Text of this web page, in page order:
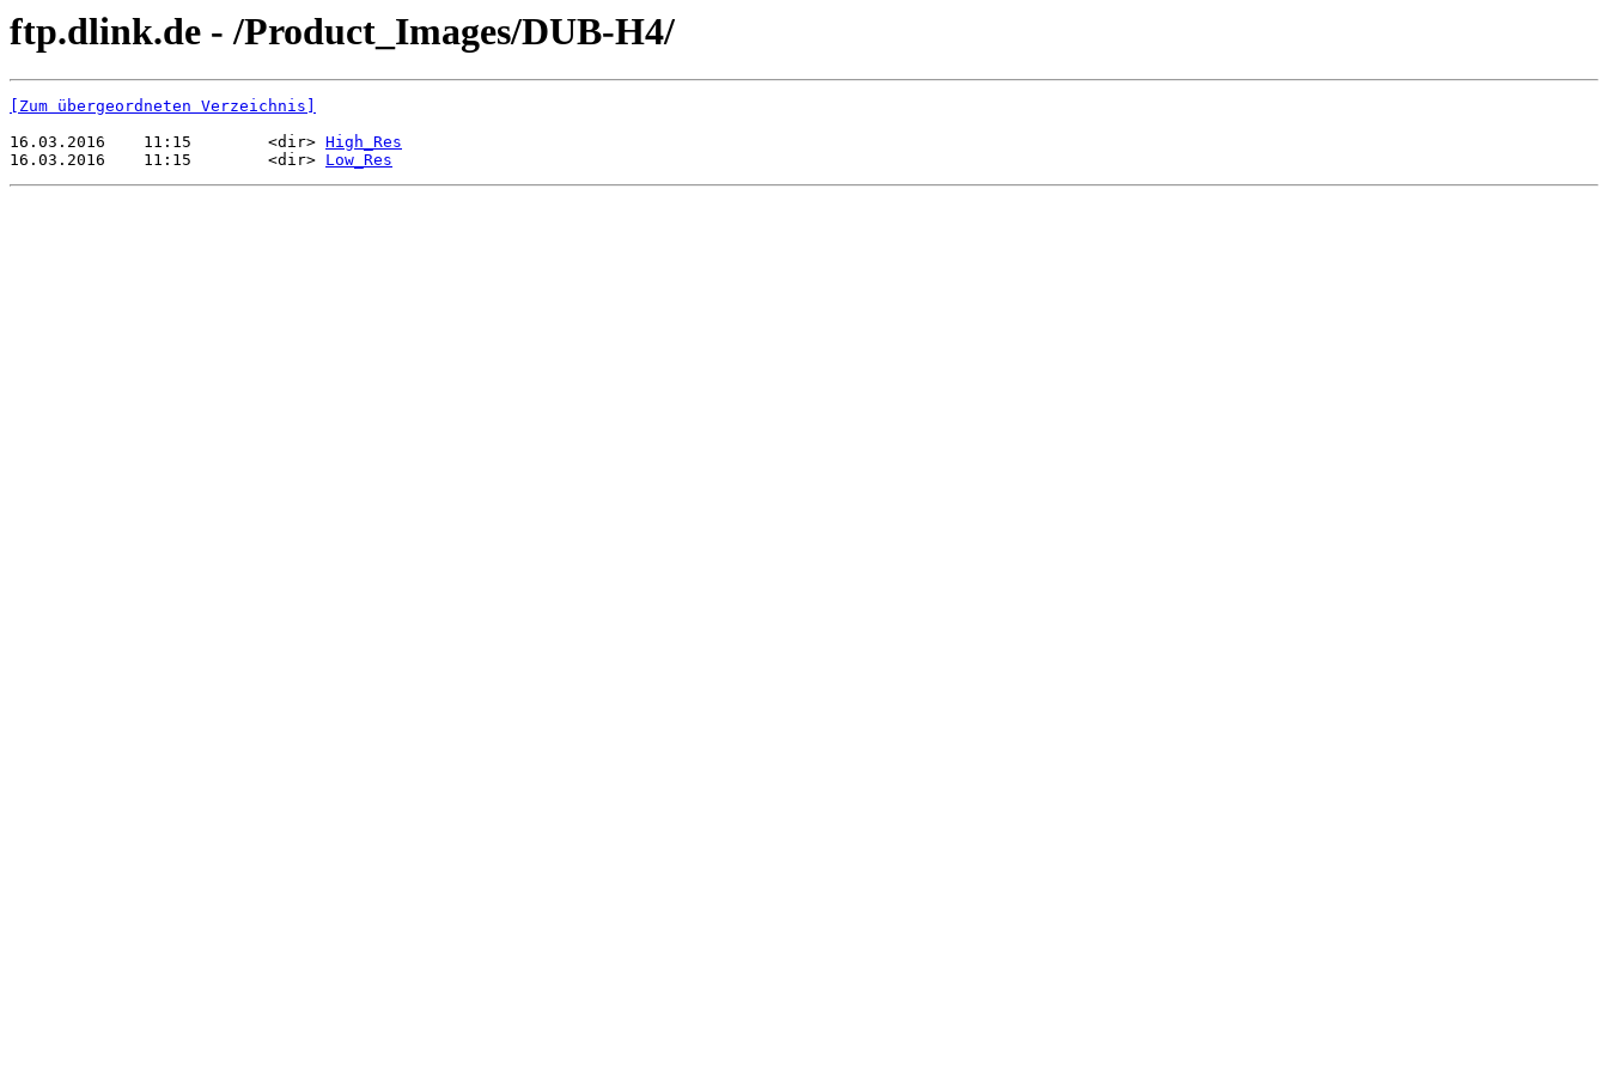
ftp.dlink.de - /Product_Images/DUB-H4/
[Zum übergeordneten Verzeichnis]
16.03.2016    11:15        <dir> High_Res
16.03.2016    11:15        <dir> Low_Res